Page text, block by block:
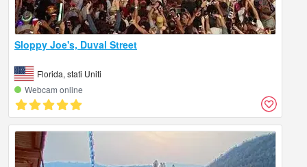
Sloppy Joe's, Duval Street
Florida, stati Uniti
Webcam online